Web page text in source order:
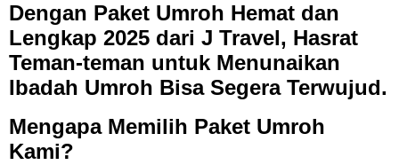
Dengan Paket Umroh Hemat dan
Lengkap 2025 dari J Travel, Hasrat
Teman-teman untuk Menunaikan
Ibadah Umroh Bisa Segera Terwujud.
Mengapa Memilih Paket Umroh
Kami?